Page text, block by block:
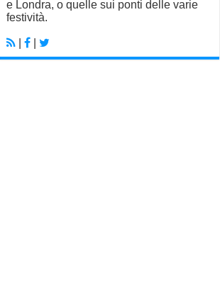
e Londra, o quelle sui ponti delle varie
festività.
| |